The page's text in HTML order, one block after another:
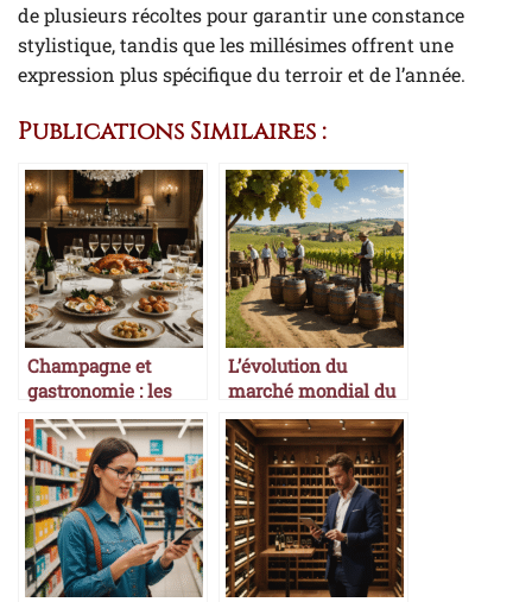
de plusieurs récoltes pour garantir une constance
stylistique, tandis que les millésimes offrent une
expression plus spécifique du terroir et de l’année.
Publications Similaires :
Champagne et
gastronomie : les
accords parfaits
L’évolution du
marché mondial du
vin